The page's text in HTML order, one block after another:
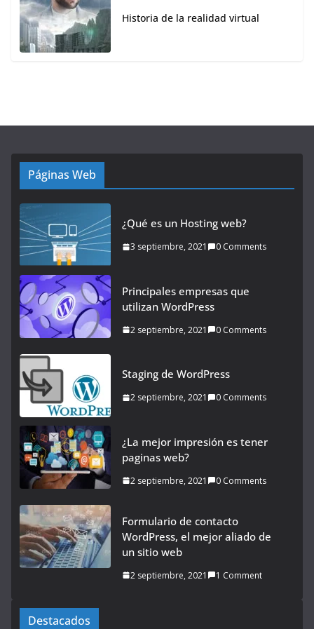
Historia de la realidad virtual
Páginas Web
¿Qué es un Hosting web?
3 septiembre, 2021 0 Comments
Principales empresas que
utilizan WordPress
2 septiembre, 2021 0 Comments
Staging de WordPress
2 septiembre, 2021 0 Comments
¿La mejor impresión es tener
paginas web?
2 septiembre, 2021 0 Comments
Formulario de contacto
WordPress, el mejor aliado de
un sitio web
2 septiembre, 2021 1 Comment
Destacados